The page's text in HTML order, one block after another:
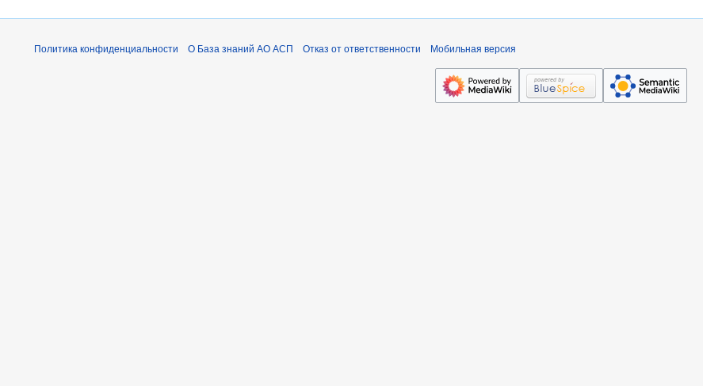
Политика конфиденциальности О База знаний АО АСП Отказ от ответственности Мобильная версия